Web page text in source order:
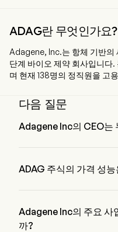
ADAG란 무엇인가요?
Adagene, Inc.는 항체 기반의
단계 바이오 제약 회사입니다
며 현재 138명의 정직원을 고
약품의 연구, 개발 및 생산입
데, 진행성 고형암 및 비호지
습니다. ADG126은 기존 승
(MOA)과 관련된 독성 및 효
다. 또한 ADG104는 PD-L1을
다음 질문
Adagene Inc의 CEO는
ADAG 주식의 가격 성
Adagene Inc의 주요 사
까?